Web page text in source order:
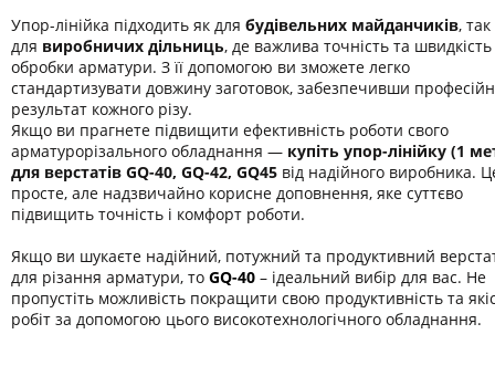
Упор-лінійка підходить як для будівельних майданчиків, так
для виробничих дільниць, де важлива точність та швидкість
обробки арматури. З її допомогою ви зможете легко
стандартизувати довжину заготовок, забезпечивши
результат кожного різу.
Якщо ви прагнете підвищити ефективність роботи свого
арматурорізального обладнання — купіть упор-лінійку (1
для верстатів GQ-40, GQ-42, GQ45 від надійного виробника.
просте, але надзвичайно корисне доповнення, яке суттєво
підвищить точність і комфорт роботи.
Якщо ви шукаєте надійний, потужний та продуктивний
для різання арматури, то GQ-40 – ідеальний вибір для вас. Не
пропустіть можливість покращити свою продуктивність та
робіт за допомогою цього високотехнологічного обладнання.